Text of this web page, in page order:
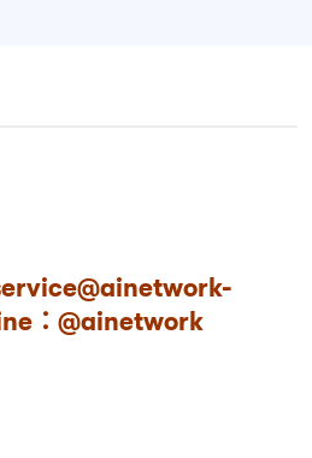
：@ainetwork